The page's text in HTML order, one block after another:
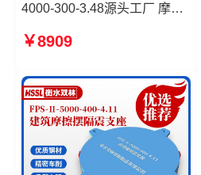
4000-300-3.48源头工厂 摩擦
3.81厂家 摩擦摆隔震支座
家 建筑摩擦隔震支座价格
￥8909